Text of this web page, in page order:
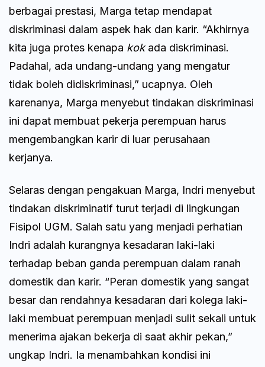
berbagai prestasi, Marga tetap mendapat
diskriminasi dalam aspek hak dan karir. “Akhirnya
kita juga protes kenapa kokada diskriminasi.
Padahal, ada undang-undang yang mengatur
tidak boleh didiskriminasi,” ucapnya. Oleh
karenanya, Marga menyebut tindakan diskriminasi
ini dapat membuat pekerja perempuan harus
mengembangkan karir di luar perusahaan
kerjanya.
Selaras dengan pengakuan Marga, Indri menyebut
tindakan diskriminatif turut terjadi di lingkungan
Fisipol UGM. Salah satu yang menjadi perhatian
Indri adalah kurangnya kesadaran laki-laki
terhadap beban ganda perempuan dalam ranah
domestik dan karir. “Peran domestik yang sangat
besar dan rendahnya kesadaran dari kolega laki-
laki membuat perempuan menjadi sulit sekali untuk
menerima ajakan bekerja di saat akhir pekan,”
ungkap Indri. Ia menambahkan kondisi ini